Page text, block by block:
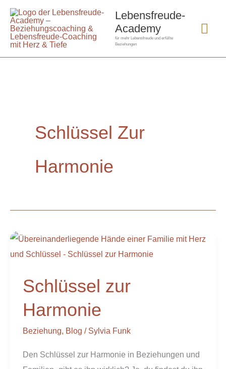
Zum
Inhalt
springen
Lebensfreude-
Academy
für mehr Lebensfreude und erfüllte
Beziehungen
Schlüssel Zur
Harmonie
Schlüssel zur
Harmonie
Beziehung, Blog / Sylvia Funk
Den Schlüssel zur Harmonie in Beziehungen und
Schlüssel
zur